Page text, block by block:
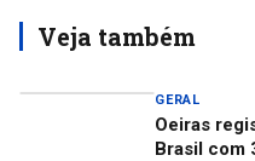
Veja também
GERAL
Oeiras
Brasil com